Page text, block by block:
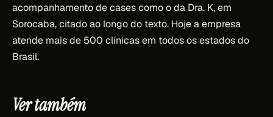
acompanhamento de cases como o da Dra. K, em
Sorocaba, citado ao longo do texto. Hoje a empresa
atende mais de 500 clínicas em todos os estados do
Brasil.
Ver também